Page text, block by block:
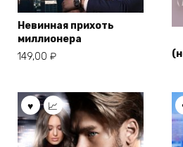
Невинная прихоть
миллионера
149,00 ₽